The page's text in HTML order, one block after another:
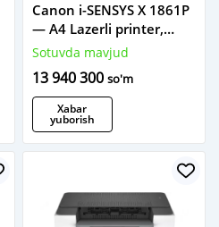
Canon i-SENSYS X 1861P
— A4 Lazerli printer,
qora-oq, 61 bet/daqiqa,
chop etish
Sotuvda mavjud
13 940 300 so'm
Xabar
yuborish